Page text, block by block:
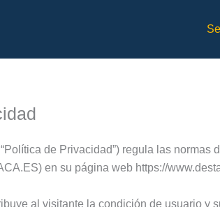
de Privacidad”) regula las
en su página web https://
al visitante la condición de usuario y